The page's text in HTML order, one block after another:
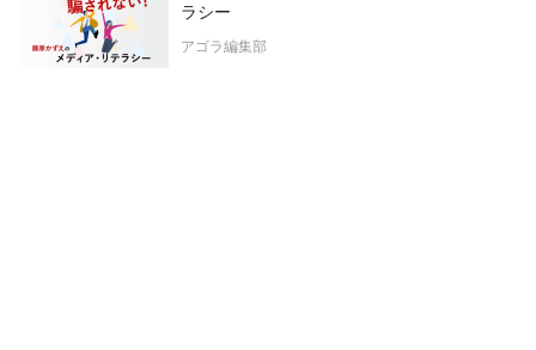
ラシー
アゴラ編集部